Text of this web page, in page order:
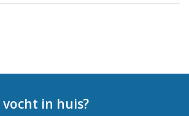
in huis?